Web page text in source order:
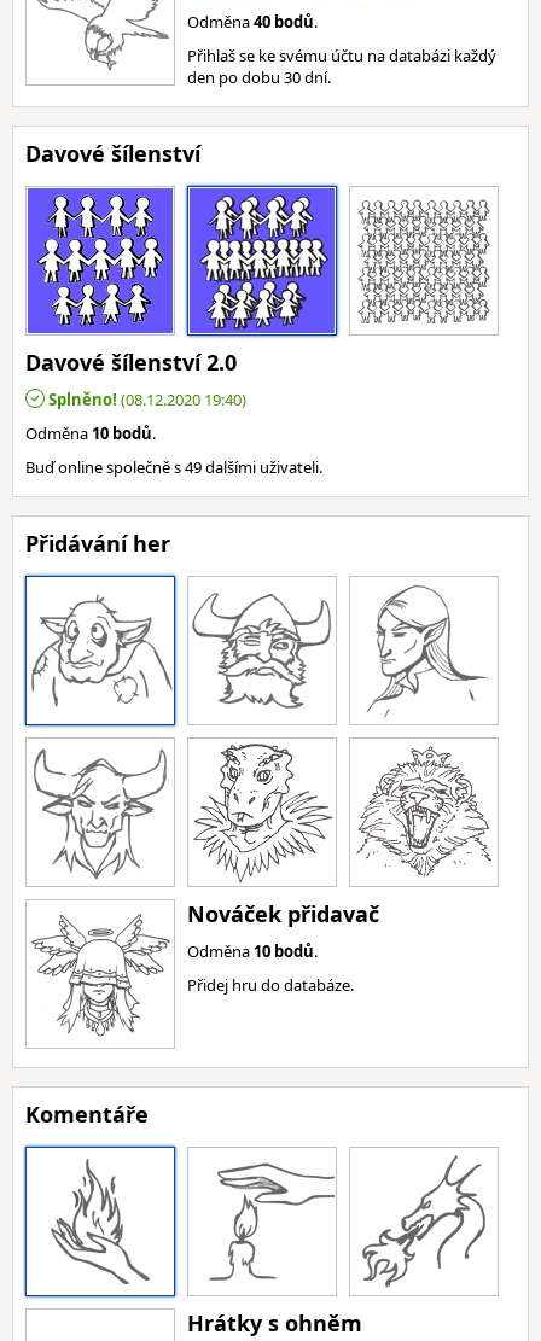
Odměna40 bodů.
Přihlaš se ke svému účtu na databázi každý
den po dobu 30 dní.
Davové šílenství
Davové šílenství 2.0
Splněno! (08.12.2020 19:40)
Odměna 10 bodů.
Buď online společně s 49 dalšími uživateli.
Přidávání her
Nováček přidavač
Odměna 10 bodů.
Přidej hru do databáze.
Komentáře
Hrátky s ohněm